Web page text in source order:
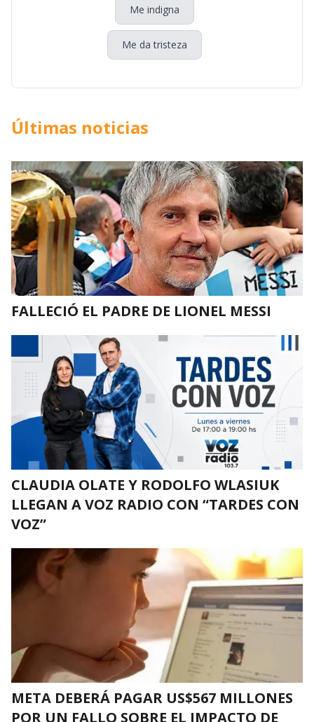
Me indigna
Me da tristeza
Últimas noticias
FALLECIÓ EL PADRE DE LIONEL MESSI
CLAUDIA OLATE Y RODOLFO WLASIUK
LLEGAN A VOZ RADIO CON “TARDES CON
VOZ”
META DEBERÁ PAGAR US$567 MILLONES
POR UN FALLO SOBRE EL IMPACTO DE